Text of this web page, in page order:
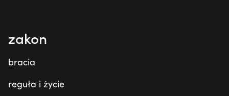
zakon
bracia
reguła i życie